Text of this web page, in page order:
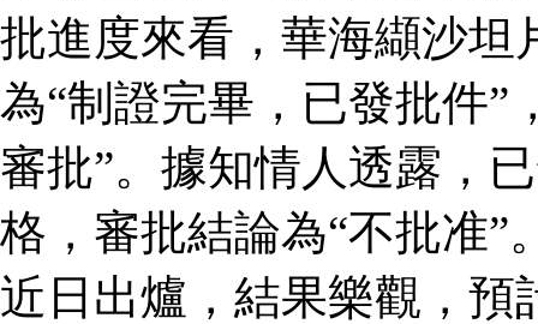
批進度來看，華海纈沙坦
為“制證完畢，已發批件”
審批”。據知情人透露，
格，審批結論為“不批准”
近日出爐，結果樂觀，預